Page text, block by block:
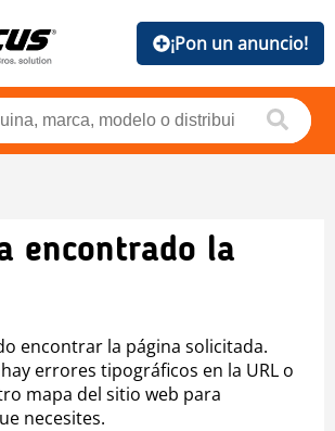
¡Pon un anuncio!
encontrado la
encontrar la página solicitada.
errores tipográficos en la URL o
mapa del sitio web para
necesites.